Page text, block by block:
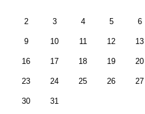
2 3 4 5 6
9 10 11 12 13
16 17 18 19 20
23 24 25 26 27
30 31